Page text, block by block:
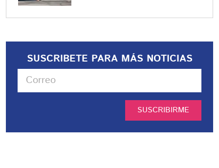
SUSCRIBETE PARA MÁS NOTICIAS
SUSCRIBIRME